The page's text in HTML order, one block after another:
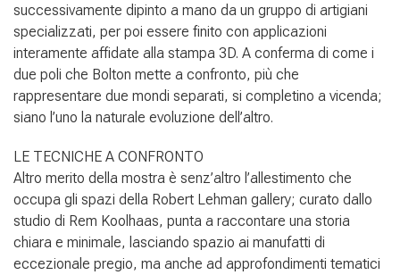
successivamente dipinto a mano da un gruppo di artigiani
specializzati, per poi essere finito con applicazioni
interamente affidate alla stampa 3D. A conferma di come i
due poli che Bolton mette a confronto, più che
rappresentare due mondi separati, si completino a vicenda;
siano l’uno la naturale evoluzione dell’altro.
LE TECNICHE A CONFRONTO
Altro merito della mostra è senz’altro l’allestimento che
occupa gli spazi della Robert Lehman gallery; curato dallo
studio di Rem Koolhaas, punta a raccontare una storia
chiara e minimale, lasciando spazio ai manufatti di
eccezionale pregio, ma anche ad approfondimenti tematici